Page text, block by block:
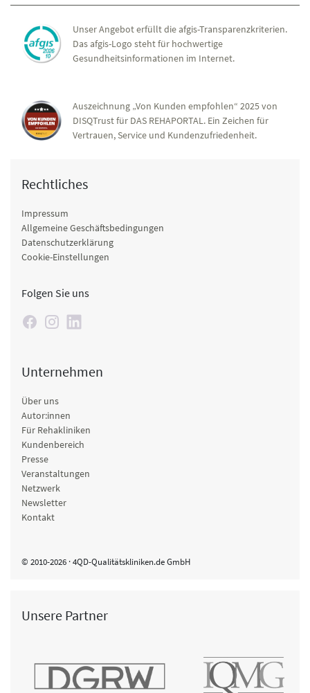
Unser Angebot erfüllt die afgis-Transparenzkriterien.
Das afgis-Logo steht für hochwertige
Gesundheitsinformationen im Internet.
Auszeichnung „Von Kunden empfohlen“ 2025 von
DISQTrust für DAS REHAPORTAL. Ein Zeichen für
Vertrauen, Service und Kundenzufriedenheit.
Rechtliches
Impressum
Allgemeine Geschäftsbedingungen
Datenschutzerklärung
Cookie-Einstellungen
Folgen Sie uns
Unternehmen
Über uns
Autor:innen
Für Rehakliniken
Kundenbereich
Presse
Veranstaltungen
Netzwerk
Newsletter
Kontakt
© 2010-2026 · 4QD-Qualitätskliniken.de GmbH
Unsere Partner